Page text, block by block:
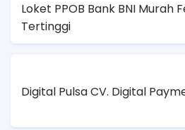
Loket PPOB Bank BNI Murah
Tertinggi
Digital Pulsa CV. Digital